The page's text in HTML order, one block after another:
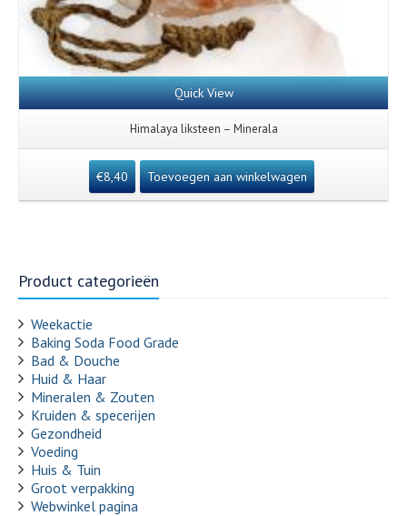
Quick View
Himalaya liksteen – Minerala
€8,40 Toevoegen aan winkelwagen
Product categorieën
Weekactie
Baking Soda Food Grade
Bad & Douche
Huid & Haar
Mineralen & Zouten
Kruiden & specerijen
Gezondheid
Voeding
Huis & Tuin
Groot verpakking
Webwinkel pagina